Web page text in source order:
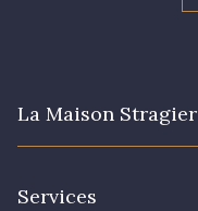
La Maison Stragier
Services